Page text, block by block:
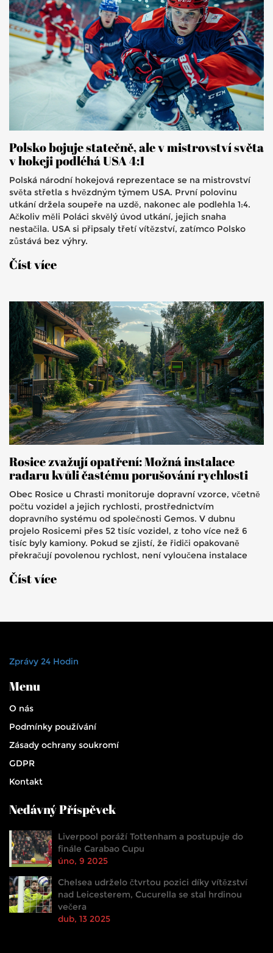
Polsko bojuje statečně, ale v mistrovství světa
v hokeji podléhá USA 4:1
Polská národní hokejová reprezentace se na mistrovství
světa střetla s hvězdným týmem USA. První polovinu
utkání držela soupeře na uzdě, nakonec ale podlehla 1:4.
Ačkoliv měli Poláci skvělý úvod utkání, jejich snaha
nestačila. USA si připsaly třetí vítězství, zatímco Polsko
zůstává bez výhry.
Číst více
Rosice zvažují opatření: Možná instalace
radaru kvůli častému porušování rychlosti
Obec Rosice u Chrasti monitoruje dopravní vzorce, včetně
počtu vozidel a jejich rychlosti, prostřednictvím
dopravního systému od společnosti Gemos. V dubnu
projelo Rosicemi přes 52 tisíc vozidel, z toho více než 6
tisíc byly kamiony. Pokud se zjistí, že řidiči opakovaně
překračují povolenou rychlost, není vyloučena instalace
Číst více
Zprávy 24 Hodin
Menu
O nás
Podmínky používání
Zásady ochrany soukromí
GDPR
Kontakt
Nedávný Příspěvek
Liverpool poráží Tottenham a postupuje do
finále Carabao Cupu
úno, 9 2025
Chelsea udrželo čtvrtou pozici díky vítězství
nad Leicesterem, Cucurella se stal hrdinou
večera
dub, 13 2025